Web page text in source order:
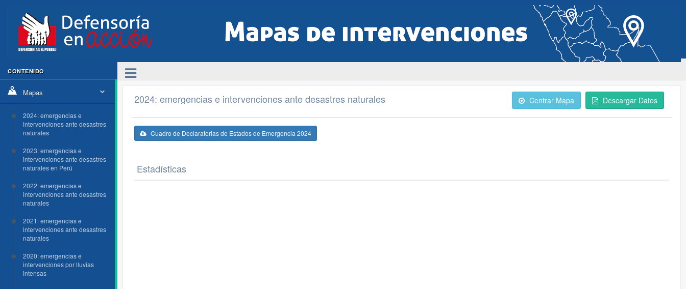
CONTENIDO
Mapas
2024: emergencias e
intervenciones ante desastres
naturales
2023: emergencias e
intervenciones ante desastres
naturales en Perú
2022: emergencias e
intervenciones ante desastres
naturales
2021: emergencias e
intervenciones ante desastres
naturales
2020: emergencias e
intervenciones por lluvias
intensas
2024: emergencias e intervenciones ante desastres naturales Centrar Mapa Descargar Datos
Cuadro de Declaratorias de Estados de Emergencia 2024
Estadísticas